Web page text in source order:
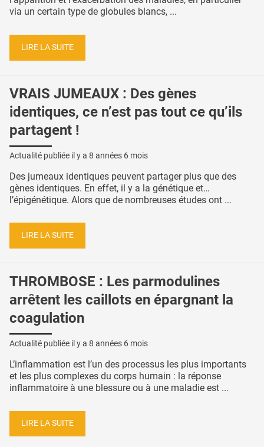
via un certain type de globules blancs, ...
LIRE LA SUITE
VRAIS JUMEAUX : Des gènes
identiques, ce n’est pas tout ce qu’ils
partagent !
Actualité publiée il y a 8 années 6 mois
Des jumeaux identiques peuvent partager plus que des
gènes identiques. En effet, il y a la génétique et…
l’épigénétique. Alors que de nombreuses études ont ...
LIRE LA SUITE
THROMBOSE : Les parmodulines
arrêtent les caillots en épargnant la
coagulation
Actualité publiée il y a 8 années 6 mois
L’inflammation est l’un des processus les plus importants
et les plus complexes du corps humain : la réponse
inflammatoire à une blessure ou à une maladie est ...
LIRE LA SUITE